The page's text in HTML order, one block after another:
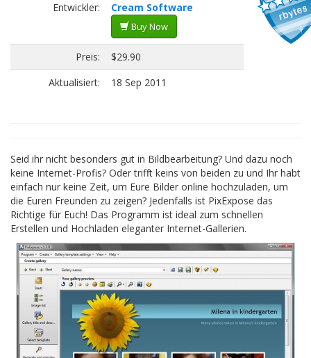
Entwickler:
Cream Software
Buy Now
Preis:
$29.90
Aktualisiert:
18 Sep 2011
Seid ihr nicht besonders gut in Bildbearbeitung? Und dazu noch
keine Internet-Profis? Oder trifft keins von beiden zu und Ihr habt
einfach nur keine Zeit, um Eure Bilder online hochzuladen, um
die Euren Freunden zu zeigen? Jedenfalls ist PixExpose das
Richtige für Euch! Das Programm ist ideal zum schnellen
Erstellen und Hochladen eleganter Internet-Gallerien.